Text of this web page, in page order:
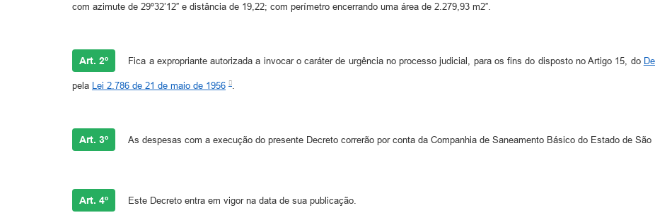
com azimute de 29º32’12” e distância de 19,22; com perímetro encerrando uma área de 2.279,93 m2”.
Art. 2º Fica a expropriante autorizada a invocar o caráter de urgência no processo judicial, para os fins do disposto no Artigo 15, do
pela Lei 2.786 de 21 de maio de 1956
Art. 3º As despesas com a execução do presente Decreto correrão por conta da Companhia de Saneamento Básico do Estado de São
Art. 4º Este Decreto entra em vigor na data de sua publicação.